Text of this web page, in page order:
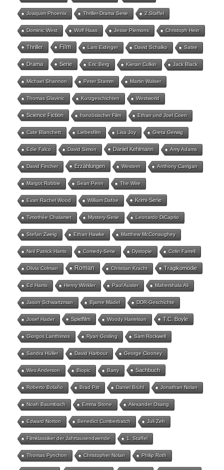
Joaquim Phoenix Thriller-Drama Serie 2.Staffel
Dominic West Wolf Haas Jesse Plemons Christoph Hein
Thriller Film Lars Eidinger David Schalko Satire
Drama Serie Eric Berg Kieran Culkin Jack Black
Michael Shannon Peter Stamm Martin Walser
Thomas Glavinic Kurzgeschichten Westworld
Science Fiction französischer Film Ethan und Joel Coen
Cate Blanchett Liebesfilm Lisa Joy Greta Gerwig
Edie Falco David Simon Daniel Kehlmann Amy Adams
David Fincher Erzählungen Western Anthony Carrigan
Margot Robbie Sean Penn The Wire
Evan Rachel Wood William Dafoe Krimi-Serie
Timothée Chalamet Mystery-Serie Leonardo DiCaprio
Stefan Zweig Ethan Hawke Matthew McConaughey
Neil Patrick Harris Comedy-Serie Dystopie Colin Farrell
Olivia Colman Roman Christian Kracht Tragikomödie
Ed Harris Henry Winkler Paul Auster Mahershala Ali
Jason Schwartzman Bjarne Mädel DDR-Geschichte
Josef Hader Spielfilm Woody Harrelson T.C. Boyle
Giorgos Lanthimos Ryan Gosling Sam Rockwell
Sandra Hüller David Harbour George Clooney
Wes Anderson Biopic Barry Sachbuch
Roberto Bolaño Brad Pitt Daniel Brühl Jonathan Nolan
Noah Baumbach Emma Stone Alexander Osang
Edward Norton Benedict Cumberbatch Juli Zeh
Filmklassiker der Jahrtausendwende 1. Staffel
Thomas Pynchon Christopher Nolan Philip Roth